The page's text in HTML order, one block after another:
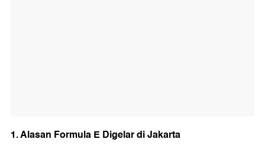
1. Alasan Formula E Digelar di Jakarta